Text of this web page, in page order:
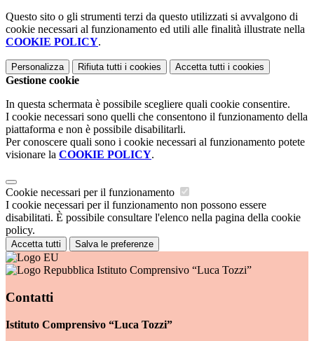
Questo sito o gli strumenti terzi da questo utilizzati si avvalgono di
cookie necessari al funzionamento ed utili alle finalità illustrate nella
COOKIE POLICY.
Personalizza Rifiuta tutti i cookies Accetta tutti i cookies
Gestione cookie
In questa schermata è possibile scegliere quali cookie consentire.
I cookie necessari sono quelli che consentono il funzionamento della
piattaforma e non è possibile disabilitarli.
Per conoscere quali sono i cookie necessari al funzionamento potete
visionare la COOKIE POLICY.
Cookie necessari per il funzionamento
I cookie necessari per il funzionamento non possono essere
disabilitati. È possibile consultare l'elenco nella pagina della cookie
policy.
Accetta tutti Salva le preferenze
Istituto Comprensivo “Luca Tozzi”
Contatti
Istituto Comprensivo “Luca Tozzi”